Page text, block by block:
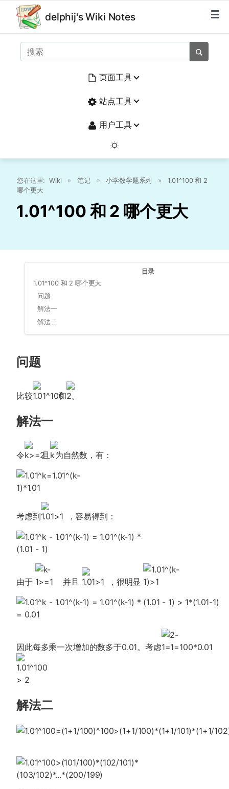
delphij's Wiki Notes
页面工具
站点工具
用户工具
您在这里: Wiki » 笔记 » 小学数学题系列 »
1.01^100 和 2
哪个更大
1.01^100 和 2 哪个更大
目录
1.01^100 和 2 哪个更大
问题
解法一
解法二
问题
比较 和 。
解法一
令 且 为自然数，有：
考虑到 ，容易得到：
由于 并且 ，很明显
因此每多乘一次增加的数多于0.01。考虑
解法二